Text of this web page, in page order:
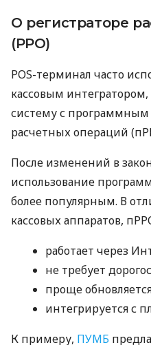
О регистраторе
(РРО)
POS-терминал часто
кассовым
систему с программным
расчетных операций
После изменений в
использование
более популярным. В
кассовых аппаратов,
работает через
не требует
проще
интегрируется с
К примеру, ПУМБ